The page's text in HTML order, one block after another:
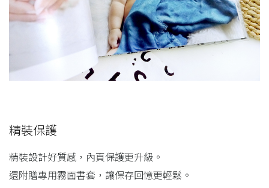
精裝保護
精裝設計好質感，內頁保護更升級。
還附贈專用霧面書套，讓保存回憶更輕鬆。